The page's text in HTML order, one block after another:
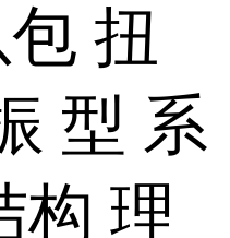
扭
型 系
构 理